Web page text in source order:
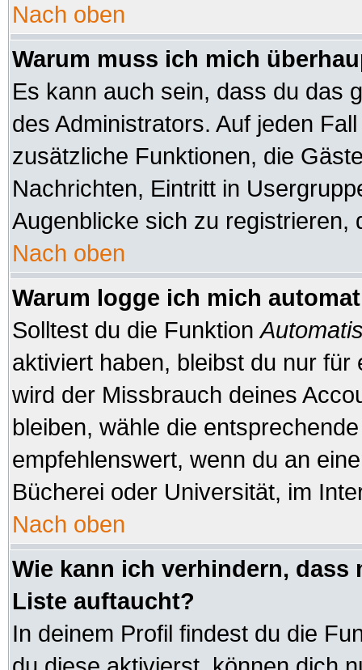
Nach oben
Warum muss ich mich
Es kann auch sein, dass du das
des Administrators. Auf jeden
zusätzliche Funktionen, die
Nachrichten, Eintritt in
Augenblicke sich zu registrieren,
Nach oben
Warum logge ich mich
Solltest du die Funktion
aktiviert haben, bleibst du nur
wird der Missbrauch deines
bleiben, wähle die
empfehlenswert, wenn du an
Bücherei oder Universität, im
Nach oben
Wie kann ich verhindern, dass
Liste auftaucht?
In deinem Profil findest du die